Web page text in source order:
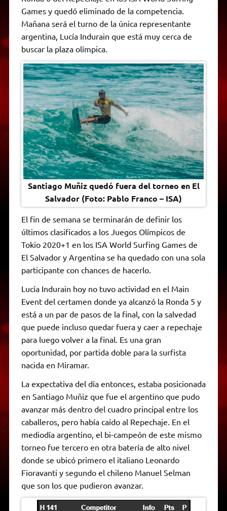
p
p
a
m
r
o
o
k
n
g
e
n
k
F
r
i
n
y
Games y quedó eliminado de la competencia.
Mañana será el turno de la única representante
argentina, Lucía Indurain que está muy cerca de
buscar la plaza olímpica.
Santiago Muñiz quedó fuera del torneo en El
Salvador (Foto: Pablo Franco – ISA)
El fin de semana se terminarán de definir los
últimos clasificados a los Juegos Olímpicos de
Tokio 2020+1 en los ISA World Surfing Games de
El Salvador y Argentina se ha quedado con una sola
participante con chances de hacerlo.
Lucía Indurain hoy no tuvo actividad en el Main
Event del certamen donde ya alcanzó la Ronda 5 y
está a un par de pasos de la final, con la salvedad
que puede incluso quedar fuera y caer a repechaje
para luego volver a la final. Es una gran
oportunidad, por partida doble para la surfista
nacida en Miramar.
La expectativa del día entonces, estaba posicionada
en Santiago Muñiz que fue el argentino que pudo
avanzar más dentro del cuadro principal entre los
caballeros, pero había caído al Repechaje. En el
mediodía argentino, el bi-campeón de este mismo
torneo fue tercero en otra batería de alto nivel
donde se ubicó primero el italiano Leonardo
Fioravanti y segundo el chileno Manuel Selman
que son los que pudieron avanzar.